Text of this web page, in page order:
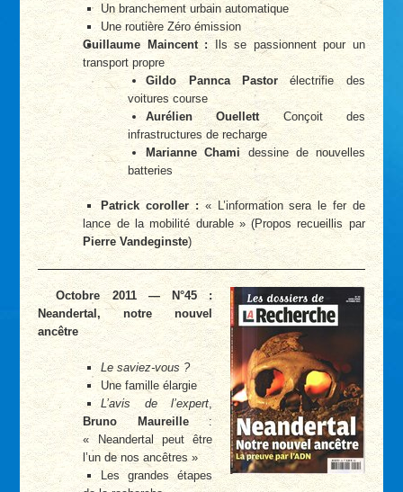
Un branchement urbain automatique
Une routière Zéro émission
Guillaume Maincent : Ils se passionnent pour un
transport propre
Gildo Pannca Pastor électrifie des
voitures course
Aurélien OuellettConçoit des
infrastructures de recharge
Marianne Chami dessine de nouvelles
batteries
Patrick coroller :« L’information sera le fer de
lance de la mobilité durable » (Propos recueillis par
Pierre Vandeginste)
Octobre 2011 — N°45 :
Neandertal, notre nouvel
ancêtre
Le saviez-vous ?
Une famille élargie
L’avis de l’expert,
Bruno Maureille:
« Neandertal peut être
l’un de nos ancêtres »
Les grandes étapes